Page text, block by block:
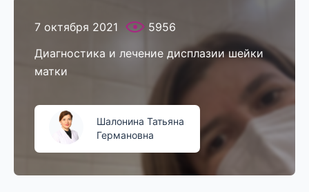
7 октября 2021
5956
Диагностика и лечение дисплазии шейки
матки
Шалонина Татьяна
Германовна